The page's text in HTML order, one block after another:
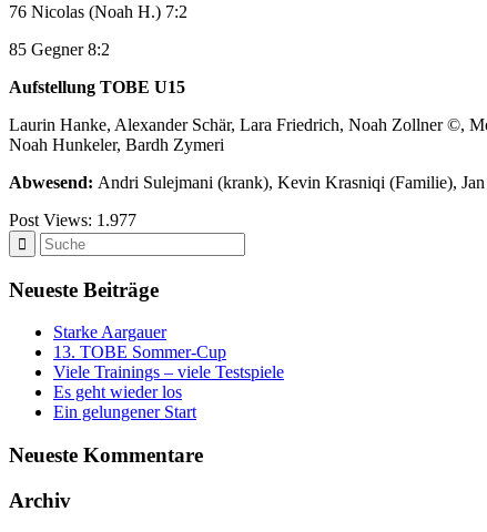
76 Nicolas (Noah H.) 7:2
85 Gegner 8:2
Aufstellung TOBE U15
Laurin Hanke, Alexander Schär, Lara Friedrich, Noah Zollner ©,
Noah Hunkeler, Bardh Zymeri
Abwesend: Andri Sulejmani (krank), Kevin Krasniqi (Familie),
Post Views: 1.977
Neueste Beiträge
Starke Aargauer
13. TOBE Sommer-Cup
Viele Trainings – viele Testspiele
Es geht wieder los
Ein gelungener Start
Neueste Kommentare
Archiv